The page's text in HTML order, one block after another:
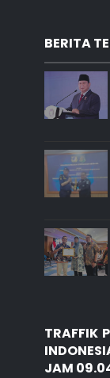
BERITA
TRAFFIK
JAM